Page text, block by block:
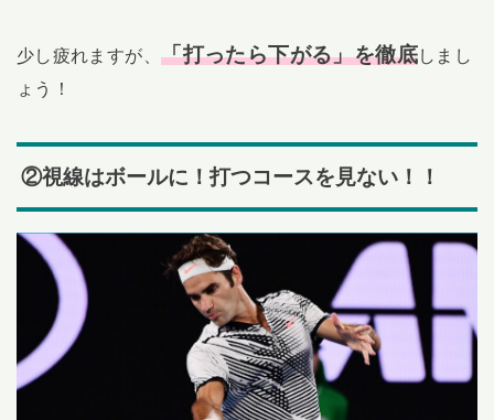
少し疲れますが、「打ったら下がる」を徹底しまし
ょう！
②視線はボールに！打つコースを見ない！！